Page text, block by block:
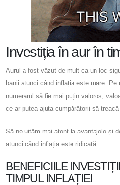
Investiția în aur în
Aurul a fost văzut de mult ca un loc
banii atunci când inflația este mare.
numerarul să fie mai puțin valoros,
ce ar putea ajuta cumpărătorii să
Să ne uităm mai atent la avantajele și
atunci când inflația este ridicată.
BENEFICIILE
TIMPUL INFLAȚIEI